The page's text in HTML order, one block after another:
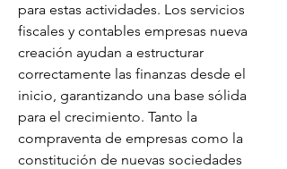
para estas actividades. Los servicios
fiscales y contables empresas nueva
creación ayudan a estructurar
correctamente las finanzas desde el
inicio, garantizando una base sólida
para el crecimiento. Tanto la
compraventa de empresas como la
constitución de nuevas sociedades